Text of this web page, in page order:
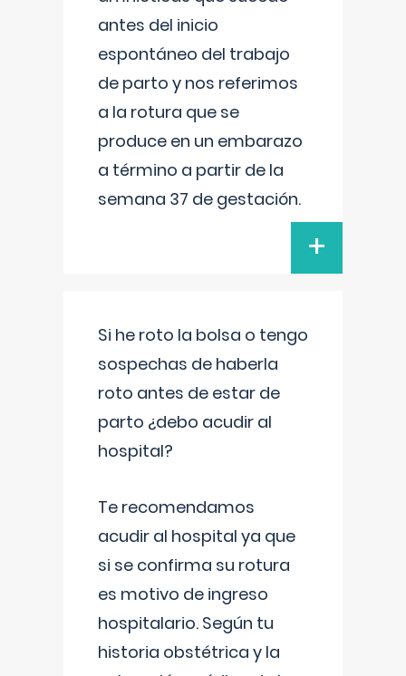
antes del inicio
espontáneo del trabajo
de parto y nos referimos
a la rotura que se
produce en un embarazo
a término a partir de la
semana 37 de gestación.
+
Si he roto la bolsa o tengo
sospechas de haberla
roto antes de estar de
parto ¿debo acudir al
hospital?
Te recomendamos
acudir al hospital ya que
si se confirma su rotura
es motivo de ingreso
hospitalario. Según tu
historia obstétrica y la